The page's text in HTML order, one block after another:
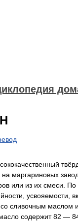
маргариновых
или из их смеси.
усвояемости,
сливочным маслом
содержит 82 —